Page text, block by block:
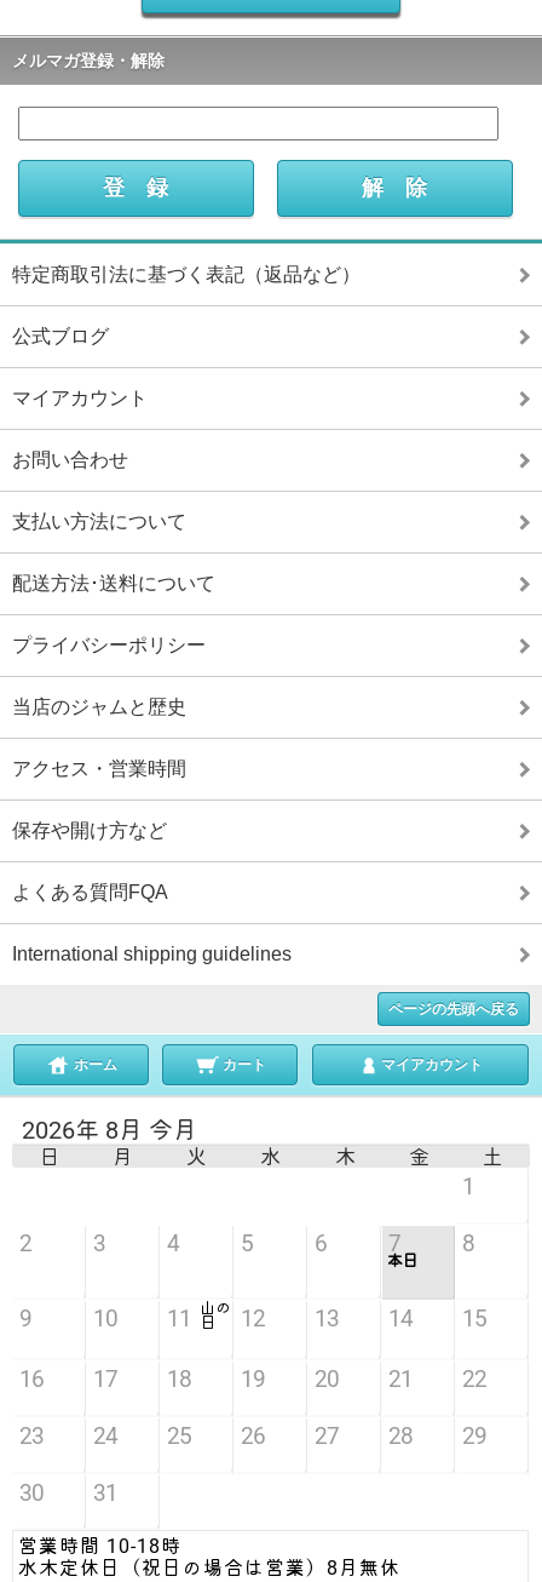
メルマガ登録・解除
特定商取引法に基づく表記（返品など）
公式ブログ
マイアカウント
お問い合わせ
支払い方法について
配送方法･送料について
プライバシーポリシー
当店のジャムと歴史
アクセス・営業時間
保存や開け方など
よくある質問FQA
International shipping guidelines
ページの先頭へ戻る
ホーム カート マイアカウント